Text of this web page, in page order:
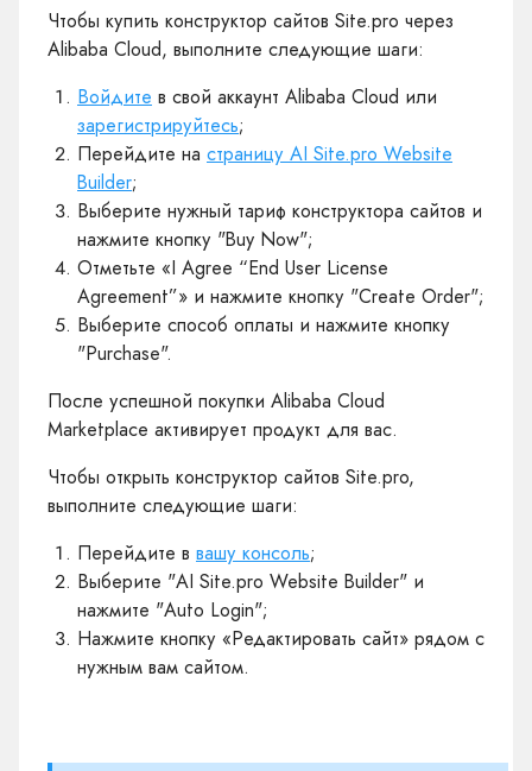
Чтобы купить конструктор сайтов Site.pro через
Alibaba Cloud, выполните следующие шаги:
Войдите в свой аккаунт Alibaba Cloud или
зарегистрируйтесь;
Перейдите на страницу AI Site.pro Website
Builder;
Выберите нужный тариф конструктора сайтов и
нажмите кнопку "Buy Now";
Отметьте «I Agree “End User License
Agreement”» и нажмите кнопку "Create Order";
Выберите способ оплаты и нажмите кнопку
"Purchase".
После успешной покупки Alibaba Cloud
Marketplace активирует продукт для вас.
Чтобы открыть конструктор сайтов Site.pro,
выполните следующие шаги:
Перейдите в вашу консоль;
Выберите "AI Site.pro Website Builder" и
нажмите "Auto Login";
Нажмите кнопку «Редактировать сайт» рядом с
нужным вам сайтом.